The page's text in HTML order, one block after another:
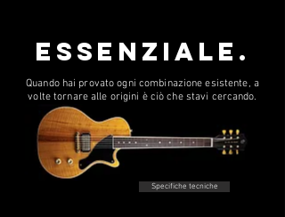
essenziale.
Specifiche tecniche
Quando hai provato ogni combinazione esistente, a
volte tornare alle origini è ciò che stavi cercando.